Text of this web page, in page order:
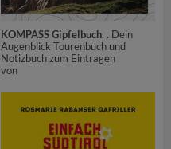
KOMPASS Gipfelbuch. . Dein
Augenblick Tourenbuch und
Notizbuch zum Eintragen
von